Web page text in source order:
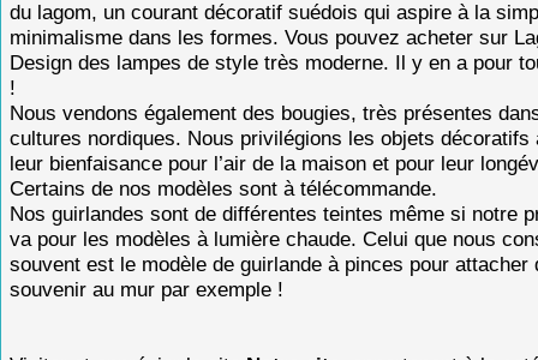
du lagom, un courant décoratif suédois qui aspire à la
minimalisme dans les formes. Vous pouvez acheter sur
Design des lampes de style très moderne. Il y en a pour
!
Nous vendons également des bougies, très présentes
cultures nordiques. Nous privilégions les objets décoratifs
leur bienfaisance pour l’air de la maison et pour leur
Certains de nos modèles sont à télécommande.
Nos guirlandes sont de différentes teintes même si notre
va pour les modèles à lumière chaude. Celui que nous
souvent est le modèle de guirlande à pinces pour attacher
souvenir au mur par exemple !